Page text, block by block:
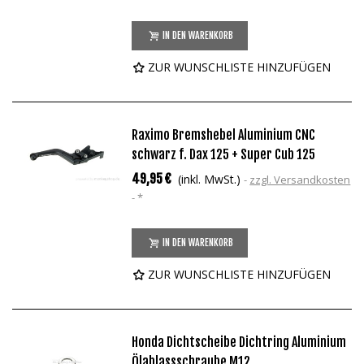
IN DEN WARENKORB
ZUR WUNSCHLISTE HINZUFÜGEN
Raximo Bremshebel Aluminium CNC
schwarz f. Dax 125 + Super Cub 125
49,95 € (inkl. MwSt.)
zzgl. Versandkosten
*
IN DEN WARENKORB
ZUR WUNSCHLISTE HINZUFÜGEN
Honda Dichtscheibe Dichtring Aluminium